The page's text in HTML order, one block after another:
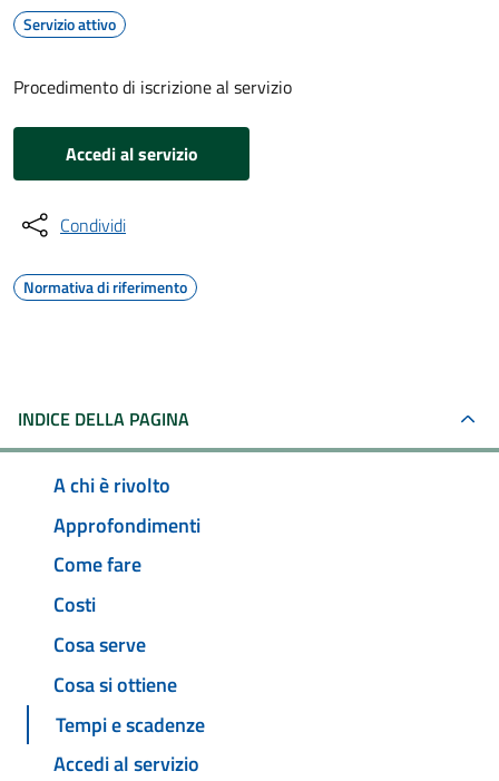
Servizio attivo
Procedimento di iscrizione al servizio
Accedi al servizio
Condividi
Normativa di riferimento
INDICE DELLA PAGINA
A chi è rivolto
Approfondimenti
Come fare
Costi
Cosa serve
Cosa si ottiene
Tempi e scadenze
Accedi al servizio